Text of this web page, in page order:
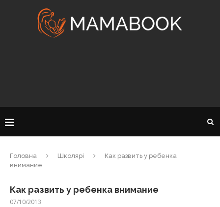
Головна Школярі
Как развить у ребенка
внимание
Как развить у ребенка внимание
07/10/2013